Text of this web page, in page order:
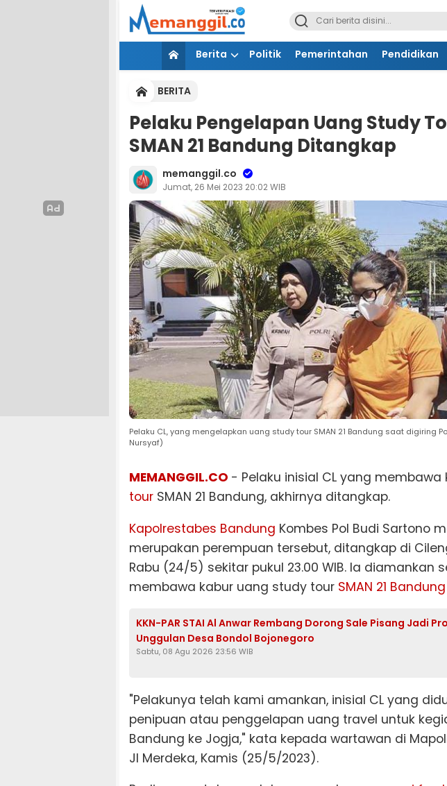
Berita Politik Pemerintahan Pendidikan
BERITA
Pelaku Pengelapan Uang Study
SMAN 21 Bandung Ditangkap
memanggil.co
Jumat, 26 Mei 2023 20:02 WIB
Pelaku CL, yang mengelapkan uang study tour SMAN 21 Bandung saat digiring
Nursyaf)
MEMANGGIL.CO - Pelaku inisial CL yang membawa
tour SMAN 21 Bandung, akhirnya ditangkap.
Kapolrestabes Bandung Kombes Pol Budi Sartono
merupakan perempuan tersebut, ditangkap di
Rabu (24/5) sekitar pukul 23.00 WIB. Ia diamankan
membawa kabur uang study tour SMAN 21 Bandung
KKN-PAR STAI Al Anwar Rembang Dorong Sale Pisang Jadi
Unggulan Desa Bondol Bojonegoro
Sabtu, 08 Agu 2026 23:56 WIB
"Pelakunya telah kami amankan, inisial CL yang
penipuan atau penggelapan uang travel untuk
Bandung ke Jogja," kata kepada wartawan di
Jl Merdeka, Kamis (25/5/2023).